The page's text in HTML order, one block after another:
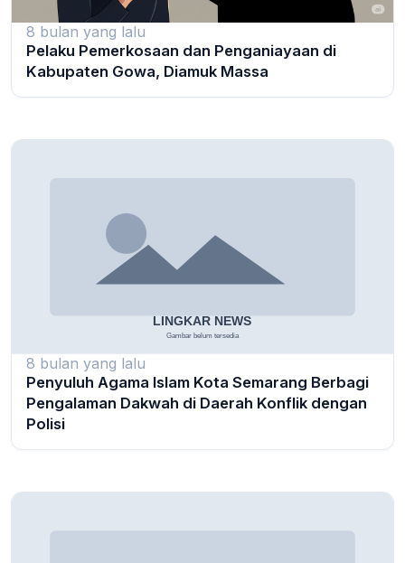
8 bulan yang lalu
Pelaku Pemerkosaan dan Penganiayaan di
Kabupaten Gowa, Diamuk Massa
8 bulan yang lalu
Penyuluh Agama Islam Kota Semarang Berbagi
Pengalaman Dakwah di Daerah Konflik dengan
Polisi